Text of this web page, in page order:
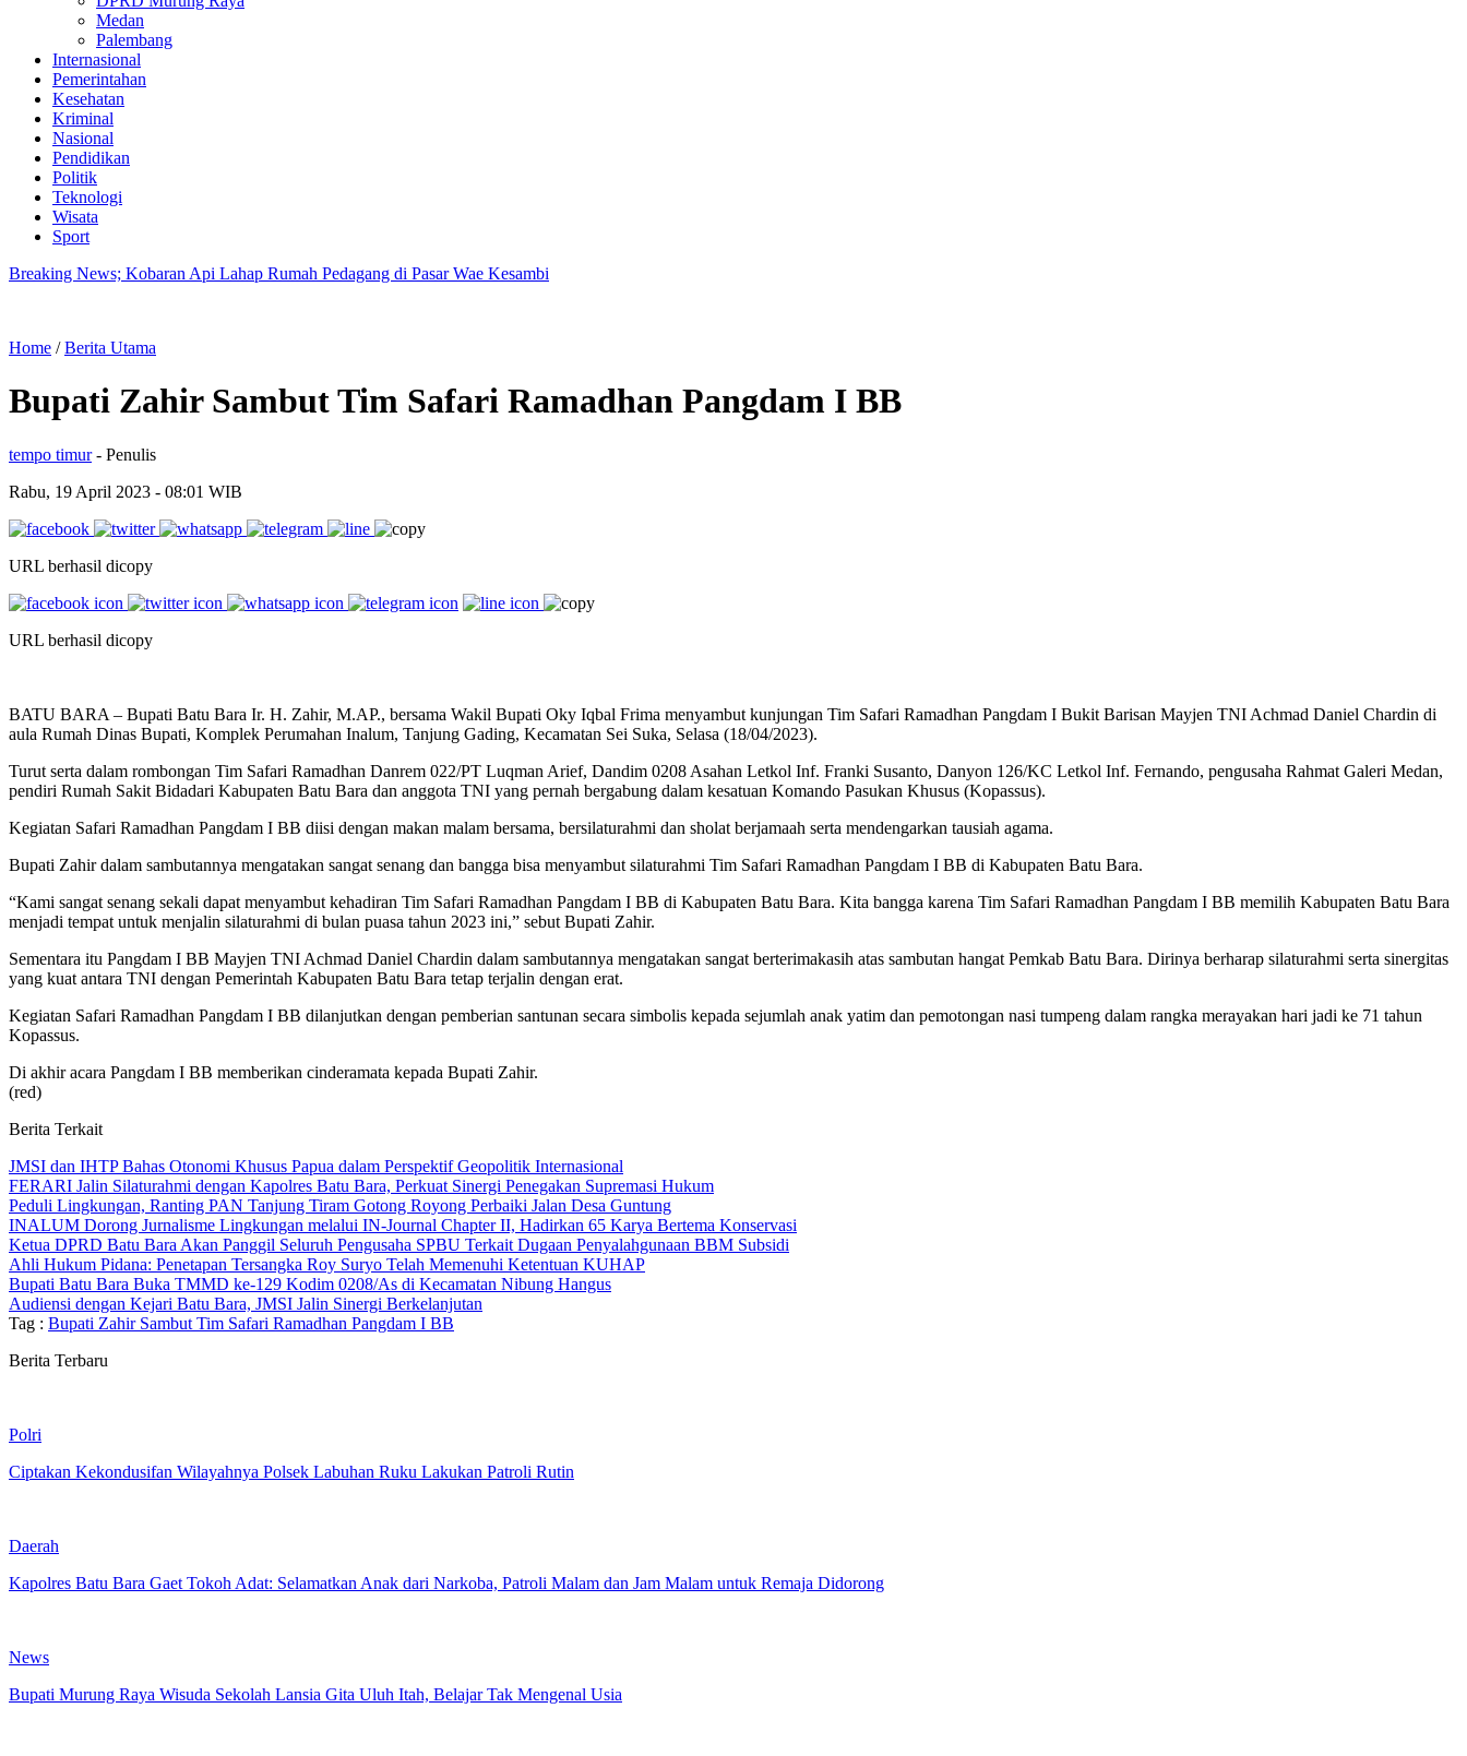
Medan
Palembang
Internasional
Pemerintahan
Kesehatan
Kriminal
Nasional
Pendidikan
Politik
Teknologi
Wisata
Sport
Breaking News; Kobaran Api Lahap Rumah Pedagang di Pasar Wae Kesambi
Home /Berita Utama
Bupati Zahir Sambut Tim Safari Ramadhan Pangdam I BB
tempo timur - Penulis
Rabu, 19 April 2023 - 08:01 WIB
URL berhasil dicopy
URL berhasil dicopy
BATU BARA – Bupati Batu Bara Ir. H. Zahir, M.AP., bersama Wakil Bupati Oky Iqbal Frima menyambut kunjungan Tim Safari Ramadhan Pangdam I Bukit Barisan Mayjen TNI Achmad Daniel Chardin di
aula Rumah Dinas Bupati, Komplek Perumahan Inalum, Tanjung Gading, Kecamatan Sei Suka, Selasa (18/04/2023).
Turut serta dalam rombongan Tim Safari Ramadhan Danrem 022/PT Luqman Arief, Dandim 0208 Asahan Letkol Inf. Franki Susanto, Danyon 126/KC Letkol Inf. Fernando, pengusaha Rahmat Galeri Medan,
pendiri Rumah Sakit Bidadari Kabupaten Batu Bara dan anggota TNI yang pernah bergabung dalam kesatuan Komando Pasukan Khusus (Kopassus).
Kegiatan Safari Ramadhan Pangdam I BB diisi dengan makan malam bersama, bersilaturahmi dan sholat berjamaah serta mendengarkan tausiah agama.
Bupati Zahir dalam sambutannya mengatakan sangat senang dan bangga bisa menyambut silaturahmi Tim Safari Ramadhan Pangdam I BB di Kabupaten Batu Bara.
“Kami sangat senang sekali dapat menyambut kehadiran Tim Safari Ramadhan Pangdam I BB di Kabupaten Batu Bara. Kita bangga karena Tim Safari Ramadhan Pangdam I BB memilih Kabupaten Batu Bara
menjadi tempat untuk menjalin silaturahmi di bulan puasa tahun 2023 ini,” sebut Bupati Zahir.
Sementara itu Pangdam I BB Mayjen TNI Achmad Daniel Chardin dalam sambutannya mengatakan sangat berterimakasih atas sambutan hangat Pemkab Batu Bara. Dirinya berharap silaturahmi serta sinergitas
yang kuat antara TNI dengan Pemerintah Kabupaten Batu Bara tetap terjalin dengan erat.
Kegiatan Safari Ramadhan Pangdam I BB dilanjutkan dengan pemberian santunan secara simbolis kepada sejumlah anak yatim dan pemotongan nasi tumpeng dalam rangka merayakan hari jadi ke 71 tahun
Kopassus.
Di akhir acara Pangdam I BB memberikan cinderamata kepada Bupati Zahir.
(red)
Berita Terkait
JMSI dan IHTP Bahas Otonomi Khusus Papua dalam Perspektif Geopolitik Internasional
FERARI Jalin Silaturahmi dengan Kapolres Batu Bara, Perkuat Sinergi Penegakan Supremasi Hukum
Peduli Lingkungan, Ranting PAN Tanjung Tiram Gotong Royong Perbaiki Jalan Desa Guntung
INALUM Dorong Jurnalisme Lingkungan melalui IN-Journal Chapter II, Hadirkan 65 Karya Bertema Konservasi
Ketua DPRD Batu Bara Akan Panggil Seluruh Pengusaha SPBU Terkait Dugaan Penyalahgunaan BBM Subsidi
Ahli Hukum Pidana: Penetapan Tersangka Roy Suryo Telah Memenuhi Ketentuan KUHAP
Bupati Batu Bara Buka TMMD ke-129 Kodim 0208/As di Kecamatan Nibung Hangus
Audiensi dengan Kejari Batu Bara, JMSI Jalin Sinergi Berkelanjutan
Tag : Bupati Zahir Sambut Tim Safari Ramadhan Pangdam I BB
Berita Terbaru
Polri
Ciptakan Kekondusifan Wilayahnya Polsek Labuhan Ruku Lakukan Patroli Rutin
Daerah
Kapolres Batu Bara Gaet Tokoh Adat: Selamatkan Anak dari Narkoba, Patroli Malam dan Jam Malam untuk Remaja Didorong
News
Bupati Murung Raya Wisuda Sekolah Lansia Gita Uluh Itah, Belajar Tak Mengenal Usia